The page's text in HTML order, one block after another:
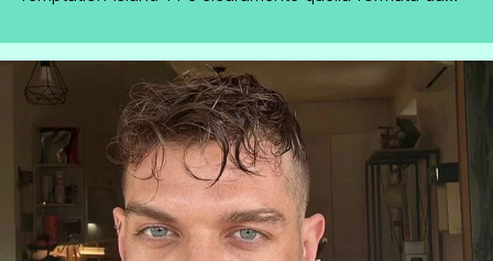
nel villaggio delle tentazioni dopo un anno e otto mesi di
fidanzamento e hanno avuto un percorso
profondamente diverso. Mentre Soraya si è avvicinata al
single Dimitri e ha ribadito [']